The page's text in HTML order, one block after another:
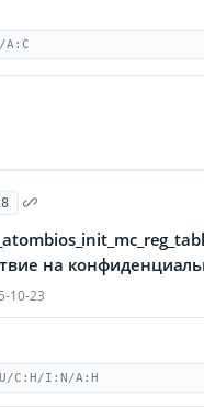
A:C
на
10-23
C:H/I:N/A:H